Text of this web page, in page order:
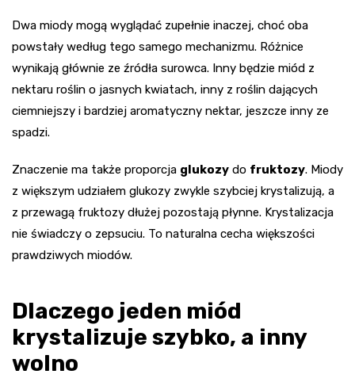
Dwa miody mogą wyglądać zupełnie inaczej, choć oba
powstały według tego samego mechanizmu. Różnice
wynikają głównie ze źródła surowca. Inny będzie miód z
nektaru roślin o jasnych kwiatach, inny z roślin dających
ciemniejszy i bardziej aromatyczny nektar, jeszcze inny ze
spadzi.
Znaczenie ma także proporcja glukozy do fruktozy. Miody
z większym udziałem glukozy zwykle szybciej krystalizują, a
z przewagą fruktozy dłużej pozostają płynne. Krystalizacja
nie świadczy o zepsuciu. To naturalna cecha większości
prawdziwych miodów.
Dlaczego jeden miód
krystalizuje szybko, a inny
wolno